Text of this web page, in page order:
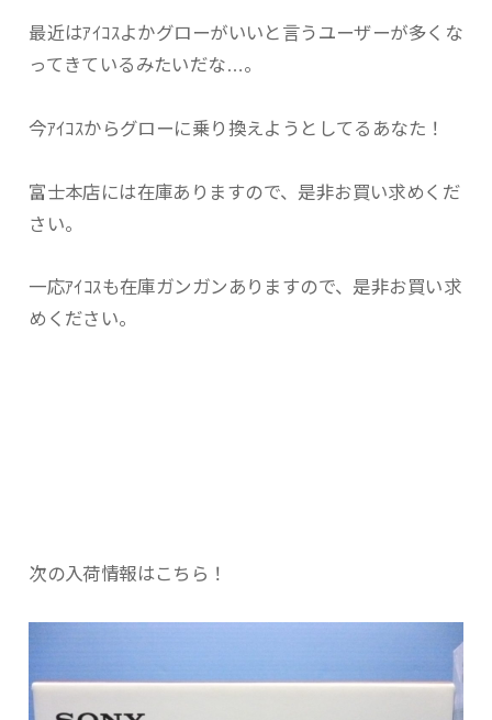
最近はｱｲｺｽよかグローがいいと言うユーザーが多くな
ってきているみたいだな…。
今ｱｲｺｽからグローに乗り換えようとしてるあなた！
富士本店には在庫ありますので、是非お買い求めくだ
さい。
一応ｱｲｺｽも在庫ガンガンありますので、是非お買い求
めください。
次の入荷情報はこちら！